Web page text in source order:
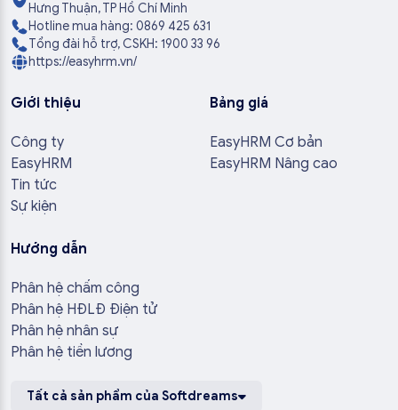
Hưng Thuận, TP Hồ Chí Minh
Hotline mua hàng: 0869 425 631
Tổng đài hỗ trợ, CSKH: 1900 33 96
https://easyhrm.vn/
Giới thiệu
Công ty
EasyHRM
Tin tức
Sự kiện
Bảng giá
EasyHRM Cơ bản
EasyHRM Nâng cao
Hướng dẫn
Phân hệ chấm công
Phân hệ HĐLĐ Điện tử
Phân hệ nhân sự
Phân hệ tiền lương
Tất cả sản phẩm của Softdreams